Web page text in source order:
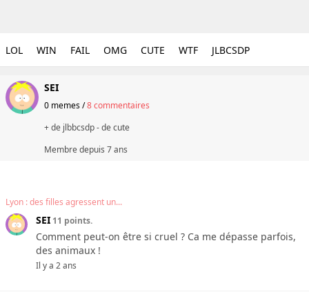
LOL WIN FAIL OMG CUTE WTF JLBCSDP
SEI
0 memes/8 commentaires
+ de jlbbcsdp - de cute
Membre depuis 7 ans
Lyon : des filles agressent un...
SEI 11 points.
Comment peut-on être si cruel ? Ca me dépasse parfois,
des animaux !
Il y a 2 ans